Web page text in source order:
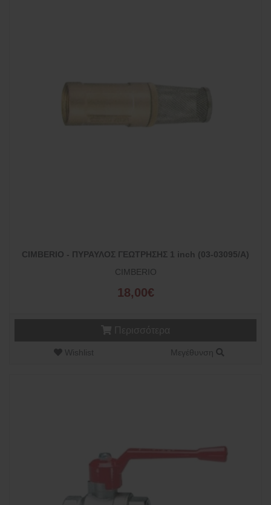
CIMBERIO - ΠΥΡΑΥΛΟΣ ΓΕΩΤΡΗΣΗΣ 1 inch (03-03095/Α)
CIMBERIO
18,00€
Wishlist Μεγέθυνση